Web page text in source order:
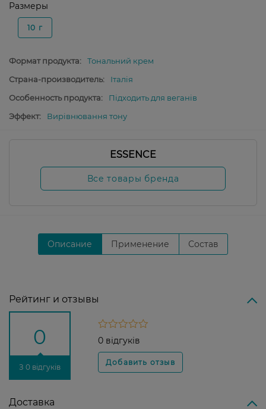
Размеры
10 г
Формат продукта:
Тональний крем
Страна-производитель:
Італія
Особенность продукта:
Підходить для веганів
Эффект:
Вирівнювання тону
ESSENCE
Все товары бренда
Описание Применение Состав
Рейтинг и отзывы
0
З 0 відгуків
0 відгуків
Доставка